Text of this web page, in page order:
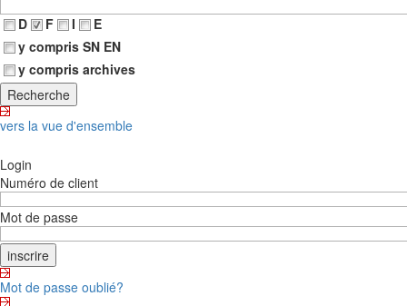
D
F I
E
y compris SN EN
y compris archives
vers la vue d'ensemble
Login
Numéro de client
Mot de passe
Mot de passe oublié?